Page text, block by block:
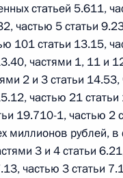
принятиястатьей 5.611,
частью 5 статьи
101 статьи 13.15,
частями 1, 11 и
2 и 3 статьи
частью 21
19.710-1, частью 2
миллионов рублей, в
3 и 4 статьи
частью 3 статьи